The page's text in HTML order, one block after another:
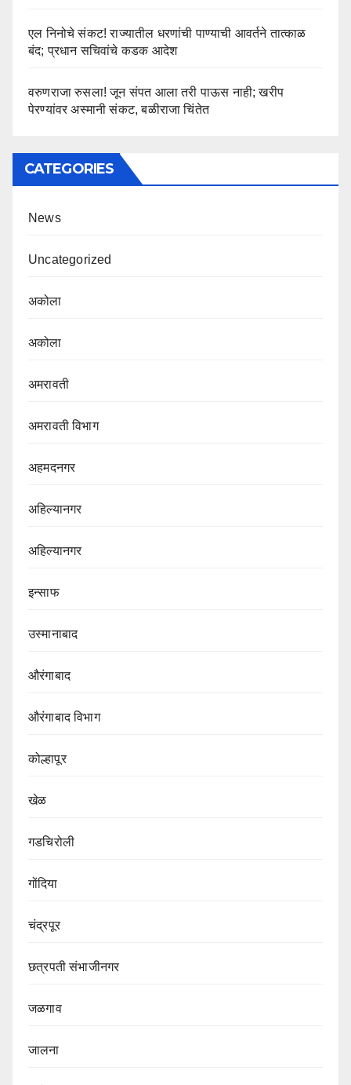
एल निनोचे संकट! राज्यातील धरणांची पाण्याची आवर्तने तात्काळ
बंद; प्रधान सचिवांचे कडक आदेश
वरुणराजा रुसला! जून संपत आला तरी पाऊस नाही; खरीप
पेरण्यांवर अस्मानी संकट, बळीराजा चिंतेत
CATEGORIES
News
Uncategorized
अकोला
अकोला
अमरावती
अमरावती विभाग‌
अहमदनगर
अहिल्यानगर
अहिल्यानगर
इन्साफ
उस्मानाबाद
औरंगाबाद
औरंगाबाद विभाग‌
कोल्हापूर
खेळ
गडचिरोली
गोंदिया
चंद्रपूर
छत्रपती संभाजीनगर
जळगाव
जालना